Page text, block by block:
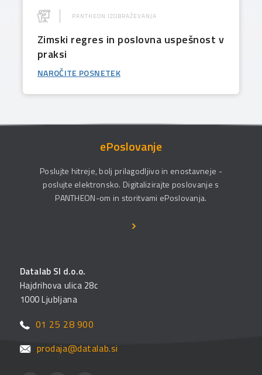
PANTHEON IZOBRAŽEVANJA
Zimski regres in poslovna uspešnost v
praksi
NAROČITE POSNETEK
ePoslovanje
Poslujte hitreje, bolj prilagodljivo in enostavneje -
poslujte elektronsko. Digitalizirajte poslovanje s
PANTHEON-om in storitvami ePoslovanja.
Datalab SI d.o.o.
Hajdrihova ulica 28c
1000 Ljubljana
01 25 28 900
prodaja@datalab.si